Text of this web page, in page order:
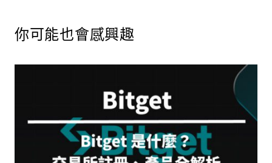
你可能也會感興趣